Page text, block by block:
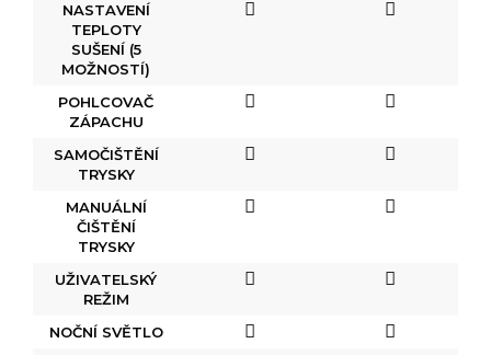
NASTAVENÍ
TEPLOTY
SUŠENÍ (5
MOŽNOSTÍ)
POHLCOVAČ
ZÁPACHU
SAMOČIŠTĚNÍ
TRYSKY
MANUÁLNÍ
ČIŠTĚNÍ
TRYSKY
UŽIVATELSKÝ
REŽIM
NOČNÍ SVĚTLO